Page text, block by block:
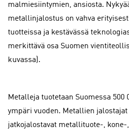
malmiesiintymien, ansiosta.
metallinjalostus on vahva
tuotteissa ja kestävässä
merkittävä osa Suomen
kuvassa).
Metalleja tuotetaan Suomessa 500
ympäri vuoden. Metallien
jatkojalostavat metallituote-,